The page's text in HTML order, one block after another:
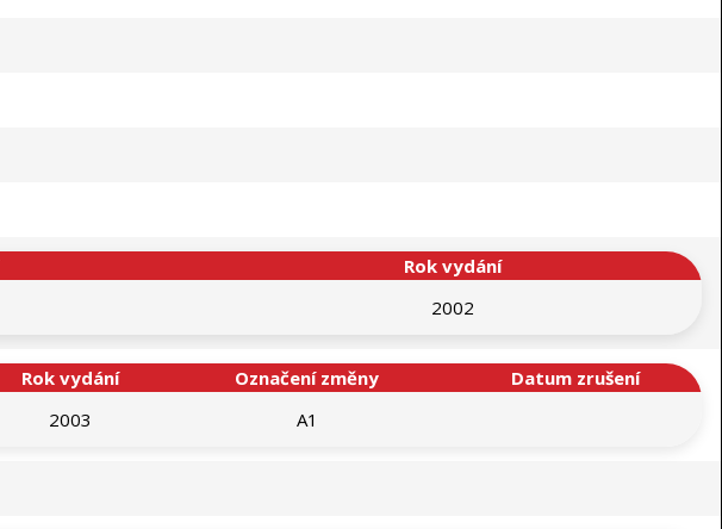
Rok vydání
2002
Rok vydání Označení změny
Datum zrušení
2003 A1